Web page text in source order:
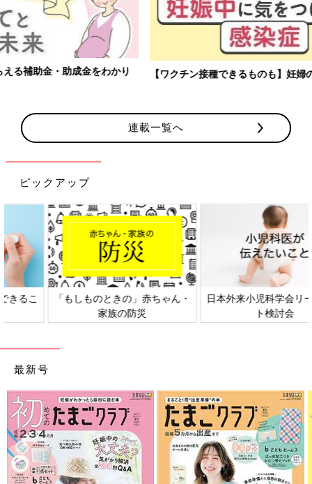
【ワクチン接種できるものも】妊婦の感染症対策、知っておいて！
連載一覧へ
ピックアップ
日本外来小児科学会リーフレッ
ト検討会
六星占術 細木かおりさんの人生
最新号